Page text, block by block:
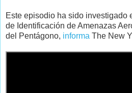
Este episodio ha sido investigado
de Identificación de Amenazas
del Pentágono, informa The New